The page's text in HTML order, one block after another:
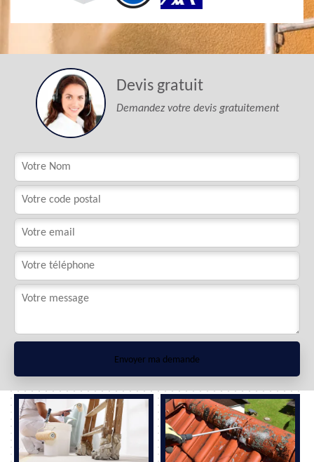
Devis gratuit
Demandez votre devis gratuitement